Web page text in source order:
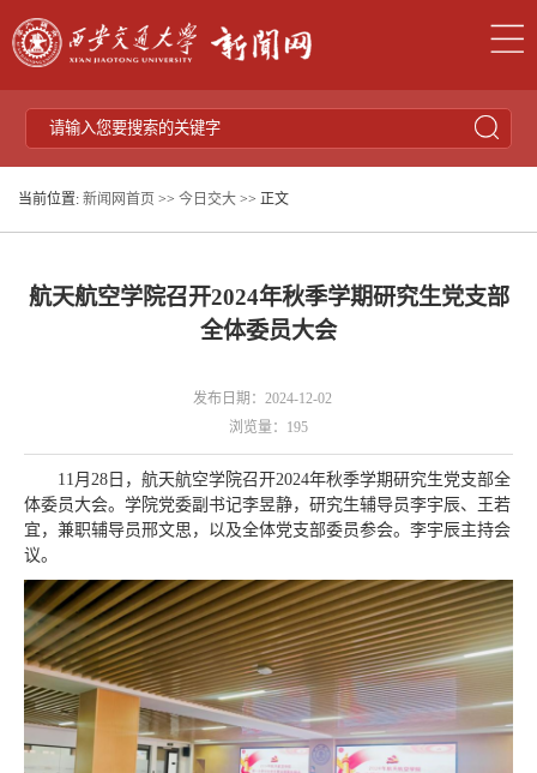
当前位置: 新闻网首页 >> 今日交大 >> 正文
航天航空学院召开2024年秋季学期研究生党支部
全体委员大会
发布日期：2024-12-02
浏览量： 195
11月28日，航天航空学院召开2024年秋季学期研究生党支部全
体委员大会。学院党委副书记李昱静，研究生辅导员李宇辰、王若
宜，兼职辅导员邢文思，以及全体党支部委员参会。李宇辰主持会
议。